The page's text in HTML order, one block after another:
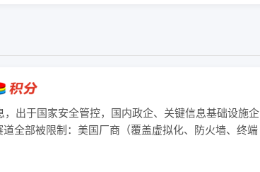
出于国家安全管控，国内政企、关键信息基础设施企
全部被限制：美国厂商（覆盖虚拟化、防火墙、终端